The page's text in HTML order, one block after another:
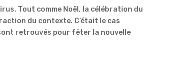
Tout comme Noël, la célébration du
du contexte. C’était le cas
retrouvés pour fêter la nouvelle